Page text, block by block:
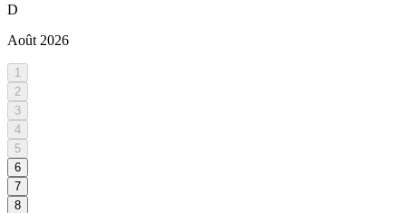
D
Août 2026
1
2
3
4
5
6
7
8